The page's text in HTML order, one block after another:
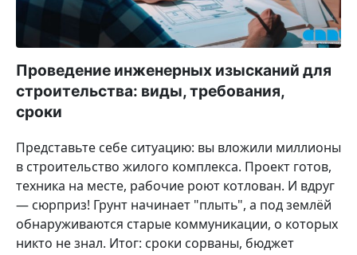
Проведение инженерных изысканий для
строительства: виды, требования,
сроки
Представьте себе ситуацию: вы вложили миллионы
в строительство жилого комплекса. Проект готов,
техника на месте, рабочие роют котлован. И вдруг
— сюрприз! Грунт начинает "плыть", а под землёй
обнаруживаются старые коммуникации, о которых
никто не знал. Итог: сроки сорваны, бюджет